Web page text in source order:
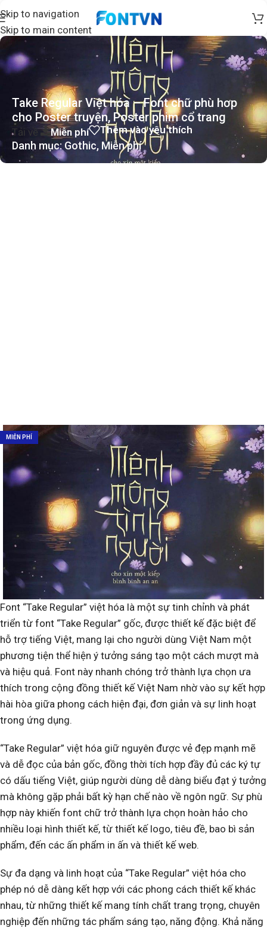
Skip to navigation
Skip to main content
Take Regular Việt hóa – Font chữ phù hơp
cho Poster truyện, Poster phim cổ trang
Tải về Miễn phí Thêm vào yêu thích
Danh mục: Gothic, Miễn phí
MIỄN PHÍ
Font “Take Regular” việt hóa là một sự tinh chỉnh và phát
triển từ font “Take Regular” gốc, được thiết kế đặc biệt để
hỗ trợ tiếng Việt, mang lại cho người dùng Việt Nam một
phương tiện thể hiện ý tưởng sáng tạo một cách mượt mà
và hiệu quả. Font này nhanh chóng trở thành lựa chọn ưa
thích trong cộng đồng thiết kế Việt Nam nhờ vào sự kết hợp
hài hòa giữa phong cách hiện đại, đơn giản và sự linh hoạt
trong ứng dụng.
“Take Regular” việt hóa giữ nguyên được vẻ đẹp mạnh mẽ
và dễ đọc của bản gốc, đồng thời tích hợp đầy đủ các ký tự
có dấu tiếng Việt, giúp người dùng dễ dàng biểu đạt ý tưởng
mà không gặp phải bất kỳ hạn chế nào về ngôn ngữ. Sự phù
hợp này khiến font chữ trở thành lựa chọn hoàn hảo cho
nhiều loại hình thiết kế, từ thiết kế logo, tiêu đề, bao bì sản
phẩm, đến các ấn phẩm in ấn và thiết kế web.
Sự đa dạng và linh hoạt của “Take Regular” việt hóa cho
phép nó dễ dàng kết hợp với các phong cách thiết kế khác
nhau, từ những thiết kế mang tính chất trang trọng, chuyên
nghiệp đến những tác phẩm sáng tạo, năng động. Khả năng